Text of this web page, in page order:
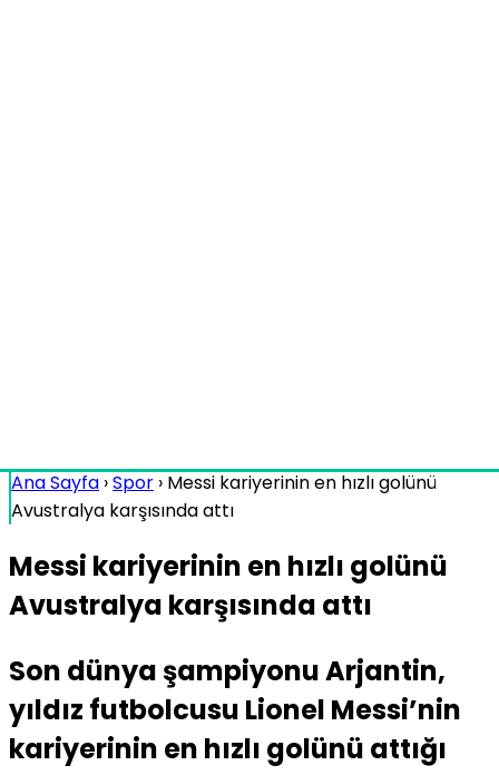
Ana Sayfa ›Spor › Messi kariyerinin en hızlı golünü
Avustralya karşısında attı
Messi kariyerinin en hızlı golünü
Avustralya karşısında attı
Son dünya şampiyonu Arjantin,
yıldız futbolcusu Lionel Messi’nin
kariyerinin en hızlı golünü attığı